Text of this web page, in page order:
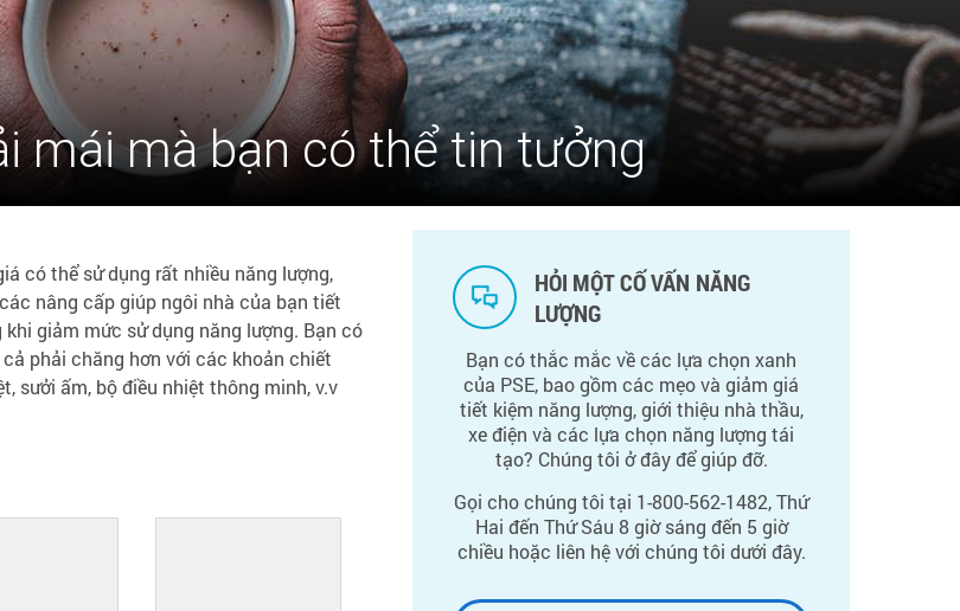
mái mà bạn có thể tin tưởng
có thể sử dụng rất nhiều năng lượng,
nâng cấp giúp ngôi nhà của bạn tiết
giảm mức sử dụng năng lượng. Bạn có
phải chăng hơn với các khoản chiết
sưởi ấm, bộ điều nhiệt thông minh, v.v
HỎI MỘT CỐ VẤN NĂNG
LƯỢNG
Bạn có thắc mắc về các lựa chọn xanh
của PSE, bao gồm các mẹo và giảm giá
tiết kiệm năng lượng, giới thiệu nhà thầu,
xe điện và các lựa chọn năng lượng tái
tạo? Chúng tôi ở đây để giúp đỡ.
Gọi cho chúng tôi tại 1-800-562-1482, Thứ
Hai đến Thứ Sáu 8 giờ sáng đến 5 giờ
chiều hoặc liên hệ với chúng tôi dưới đây.